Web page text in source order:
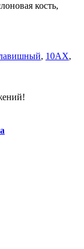
кость,
, 10АХ,